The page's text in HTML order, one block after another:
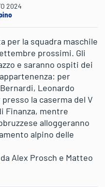
2024
per la squadra maschile
prossimi. Gli
e saranno ospiti dei
per
Leonardo
la caserma del V
Finanza, mentre
alloggeranno
alpino delle
Alex Prosch e Matteo